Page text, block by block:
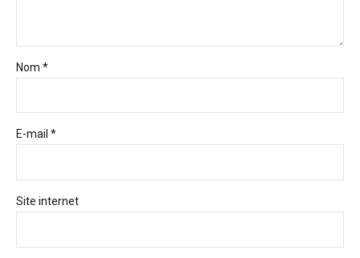
Nom *
E-mail *
Site internet